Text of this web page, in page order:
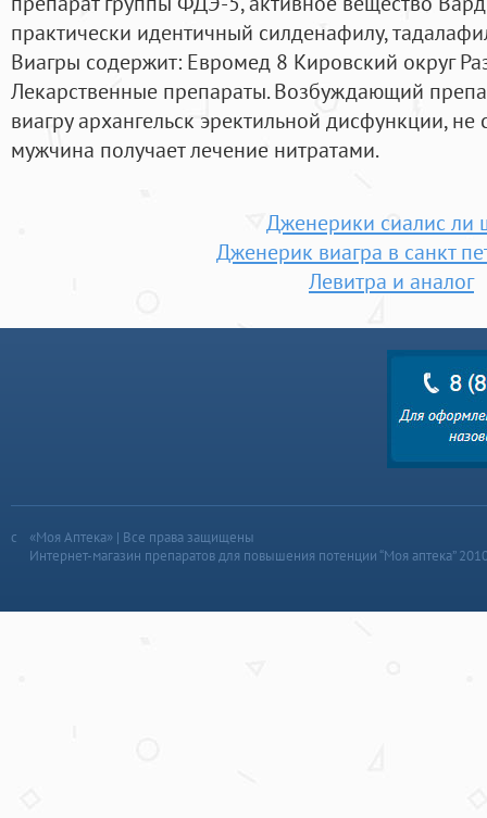
практически идентичный силденафилу,
Виагры содержит: Евромед 8 Кировский округ
Лекарственные препараты. Возбуждающий
виагру архангельск эректильной дисфункции, не
мужчина получает лечение нитратами.
Дженерики сиалис ли
Дженерик виагра в санкт
Левитра и аналог
«Моя Аптека» | Все права защищены
Интернет-магазин препаратов для повышения потенции “Моя аптека”